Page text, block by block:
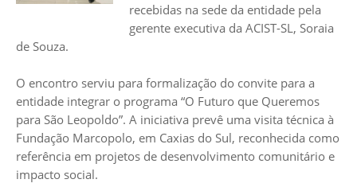
recebidas na sede da entidade pela
gerente executiva da ACIST-SL, Soraia
de Souza.
O encontro serviu para formalização do convite para a
entidade integrar o programa “O Futuro que Queremos
para São Leopoldo”. A iniciativa prevê uma visita técnica à
Fundação Marcopolo, em Caxias do Sul, reconhecida como
referência em projetos de desenvolvimento comunitário e
impacto social.